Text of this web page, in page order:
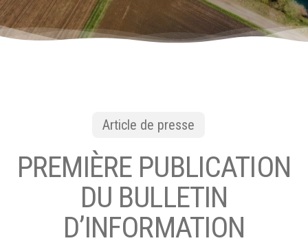
Article de presse
PREMIÈRE PUBLICATION
DU BULLETIN
D’INFORMATION